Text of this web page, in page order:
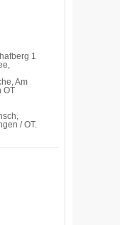
1
Am
OT
/ OT.